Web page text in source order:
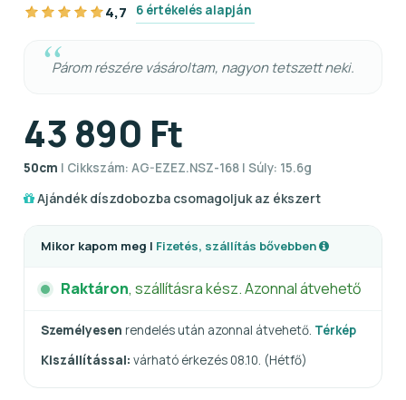
4,7 6 értékelés alapján
Párom részére vásároltam, nagyon tetszett neki.
43 890 Ft
50cm | Cikkszám: AG-EZEZ.NSZ-168 | Súly: 15.6g
Ajándék díszdobozba csomagoljuk az ékszert
Mikor kapom meg | Fizetés, szállítás bővebben
Raktáron, szállításra kész. Azonnal átvehető
Személyesen rendelés után azonnal átvehető. Térkép
Kiszállítással: várható érkezés 08.10. (Hétfő)